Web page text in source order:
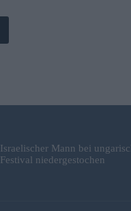
Israelischer Mann bei
Festival niedergestochen